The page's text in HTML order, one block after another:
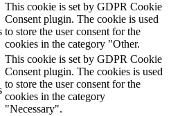
This cookie is set by GDPR Cookie
Consent plugin. The cookie is used
to store the user consent for the
cookies in the category "Other.
This cookie is set by GDPR Cookie
Consent plugin. The cookies is used
to store the user consent for the
cookies in the category
"Necessary".